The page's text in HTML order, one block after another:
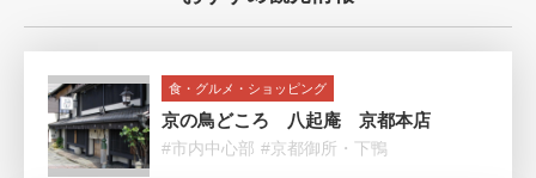
食・グルメ・ショッピング
京の鳥どころ 八起庵 京都本店
#市内中心部 #京都御所・下鴨